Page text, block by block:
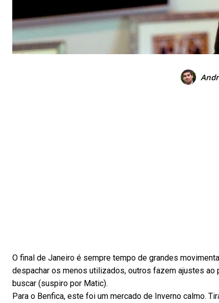
O final de Janeiro é sempre tempo de grandes
despachar os menos utilizados, outros fazem ajustes ao
buscar (suspiro por Matic).
Para o Benfica, este foi um mercado de Inverno calmo.